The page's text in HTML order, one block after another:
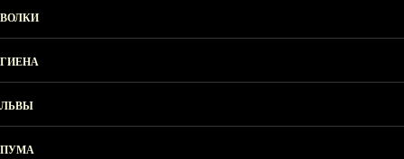
ВОЛКИ
ГИЕНА
ЛЬВЫ
ПУМА